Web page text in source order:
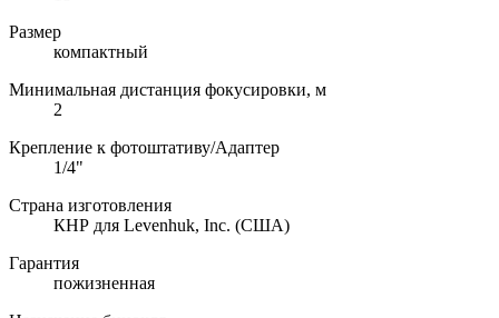
Размер
компактный
Минимальная дистанция фокусировки, м
2
Крепление к фотоштативу/Адаптер
1/4"
Страна изготовления
КНР для Levenhuk, Inc. (США)
Гарантия
пожизненная